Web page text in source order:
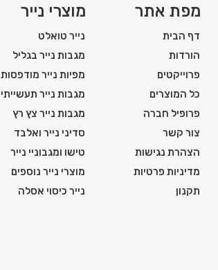
מפת אתר
דף הבית
הורדות
פרוייקטים
כל המוצרים
פרופיל חברה
צור קשר
הצהרת נגישות
מדיניות פרטיות
תקנון
מוצרי נייר
נייר טואלט
מגבות נייר בגליל
מפיות נייר מודפסות
מגבות נייר תעשייתי
מגבות נייר צץ רץ
סדיני נייר ואלבד
טישו ומגבוניי נייר
מוצרי נייר נוספים
נייר כיסוי אסלה